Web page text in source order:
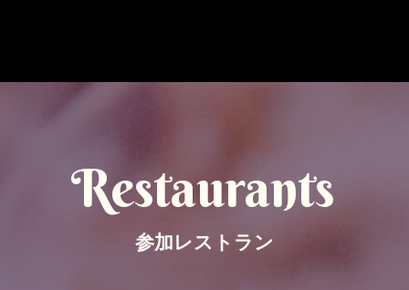
Restaurants
参加レストラン